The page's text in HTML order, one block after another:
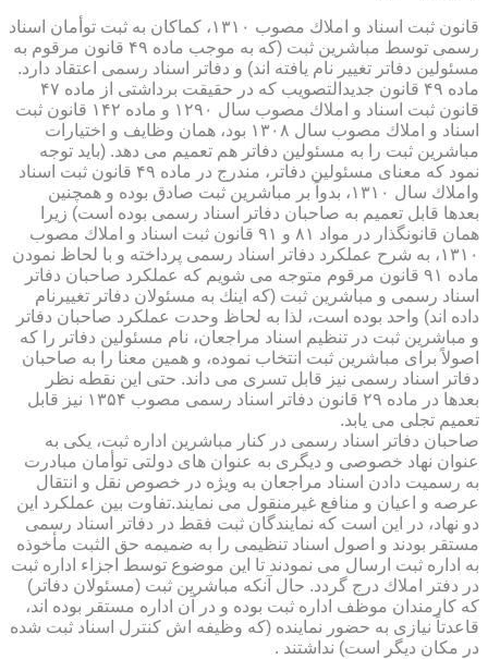
قانون ثبت اسناد و املاك مصوب ۱۳۱۰، كماكان به ثبت توأمان اسناد
رسمی توسط مباشرین ثبت (كه به موجب ماده ۴۹ قانون مرقوم به
مسئولین دفاتر تغییر نام یافته اند) و دفاتر اسناد رسمی اعتقاد دارد.
ماده ۴۹ قانون جدیدالتصویب كه در حقیقت برداشتی از ماده ۴۷
قانون ثبت اسناد و املاك مصوب سال ۱۲۹۰ و ماده ۱۴۲ قانون ثبت
اسناد و املاك مصوب سال ۱۳۰۸ بود، همان وظایف و اختیارات
مباشرین ثبت را به مسئولین دفاتر هم تعمیم می دهد. (باید توجه
نمود كه معنای مسئولین دفاتر، مندرج در ماده ۴۹ قانون ثبت اسناد
واملاك سال ۱۳۱۰، بدواً بر مباشرین ثبت صادق بوده و همچنین
بعدها قابل تعمیم به صاحبان دفاتر اسناد رسمی بوده است) زیرا
همان قانونگذار در مواد ۸۱ و ۹۱ قانون ثبت اسناد و املاك مصوب
۱۳۱۰، به شرح عملكرد دفاتر اسناد رسمی پرداخته و با لحاظ نمودن
ماده ۹۱ قانون مرقوم متوجه می شویم كه عملكرد صاحبان دفاتر
اسناد رسمی و مباشرین ثبت (كه اینك به مسئولان دفاتر تغییرنام
داده اند) واحد بوده است، لذا به لحاظ وحدت عملكرد صاحبان دفاتر
و مباشرین ثبت در تنظیم اسناد مراجعان، نام مسئولین دفاتر را كه
اصولاً برای مباشرین ثبت انتخاب نموده، و همین معنا را به صاحبان
دفاتر اسناد رسمی نیز قابل تسری می داند. حتی این نقطه نظر
بعدها در ماده ۲۹ قانون دفاتر اسناد رسمی مصوب ۱۳۵۴ نیز قابل
تعمیم تجلی می یابد.
صاحبان دفاتر اسناد رسمی در كنار مباشرین اداره ثبت، یكی به
عنوان نهاد خصوصی و دیگری به عنوان های دولتی توأمان مبادرت
به رسمیت دادن اسناد مراجعان به ویژه در خصوص نقل و انتقال
عرصه و اعیان و منافع غیرمنقول می نمایند.تفاوت بین عملكرد این
دو نهاد، در این است كه نمایندگان ثبت فقط در دفاتر اسناد رسمی
مستقر بودند و اصول اسناد تنظیمی را به ضمیمه حق الثبت مأخوذه
به اداره ثبت ارسال می نمودند تا این موضوع توسط اجزاء اداره ثبت
در دفتر املاك درج گردد. حال آنكه مباشرین ثبت (مسئولان دفاتر)
كه كارمندان موظف اداره ثبت بوده و در آن اداره مستقر بوده اند،
قاعدتاً نیازی به حضور نماینده (كه وظیفه اش كنترل اسناد ثبت شده
در مكان دیگر است) نداشتند .